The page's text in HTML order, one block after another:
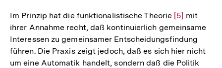
Im Prinzip hat die funktionalistische Theorie Zur
Auflösung
der
Fußnote
[5] mit
ihrer Annahme recht, daß kontinuierlich gemeinsame
Interessen zu gemeinsamer Entscheidungsfindung
führen. Die Praxis zeigt jedoch, daß es sich hier nicht
um eine Automatik handelt, sondern daß die Politik